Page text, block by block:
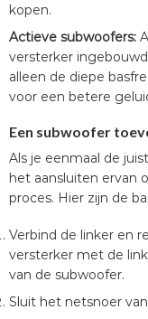
kopen.
Actieve subwoofers:
versterker
alleen de diepe
voor een betere
Een subwoofer
Als je eenmaal de
het aansluiten ervan
proces. Hier zijn de
Verbind de linker en
versterker met de
van de subwoofer.
Sluit het netsnoer